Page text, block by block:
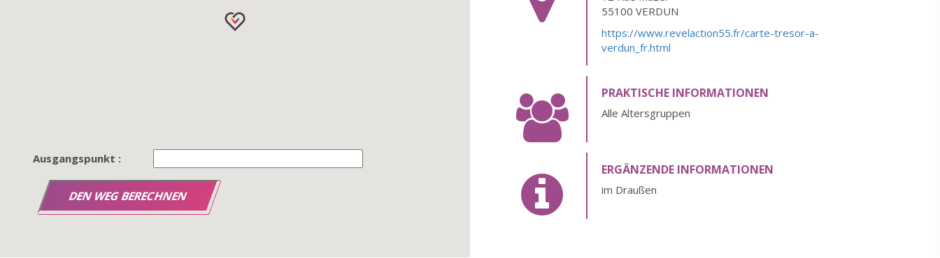
Ausgangspunkt :
55100 VERDUN
https://www.revelaction55.fr/carte-tresor-a-
verdun_fr.html
PRAKTISCHE INFORMATIONEN
Alle Altersgruppen
ERGÄNZENDE INFORMATIONEN
im Draußen